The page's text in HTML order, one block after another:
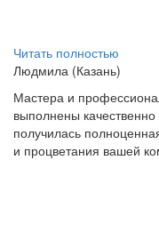
Читать полностью
Людмила (Казань)
Мастера и
выполнены
получилась
и процветания вашей